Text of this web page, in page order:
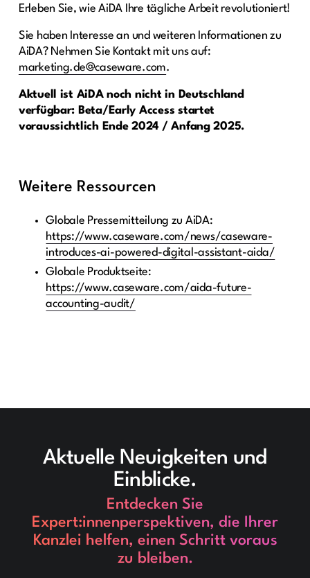
Erleben Sie, wie AiDA Ihre tägliche Arbeit revolutioniert!
Sie haben Interesse an und weiteren Informationen zu
AiDA? Nehmen Sie Kontakt mit uns auf:
marketing.de@caseware.com.
Aktuell ist AiDA noch nicht in Deutschland
verfügbar: Beta/Early Access startet
voraussichtlich Ende 2024 / Anfang 2025.
Weitere Ressourcen
Globale Pressemitteilung zu AiDA:
https://www.caseware.com/news/caseware-
introduces-ai-powered-digital-assistant-aida/
Globale Produktseite:
https://www.caseware.com/aida-future-
accounting-audit/
Aktuelle Neuigkeiten und
Einblicke.
Entdecken Sie
Expert:innenperspektiven, die Ihrer
Kanzlei helfen, einen Schritt voraus
zu bleiben.